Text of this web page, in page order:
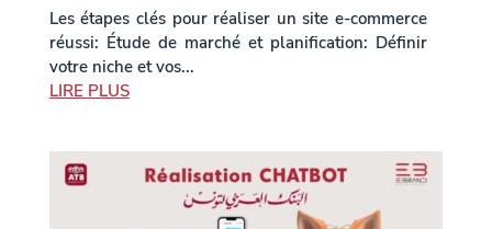
Les étapes clés pour réaliser un site e-commerce
réussi: Étude de marché et planification: Définir
votre niche et vos...
LIRE PLUS